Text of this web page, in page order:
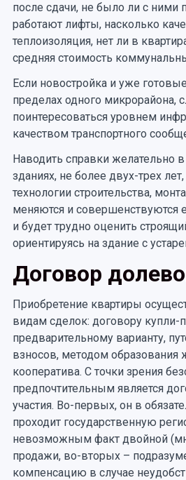
после сдачи, не было ли с ними
работают лифты, насколько
теплоизоляция, нет ли в
средняя стоимость
Если новостройка и уже
пределах одного микрорайона,
поинтересоваться уровнем
качеством транспортного
Наводить справки желательно
зданиях, не более двух-трех
технологии строительства,
меняются и совершенствуются
и будет трудно оценить
ориентируясь на здание с
Договор
Приобретение квартиры
видам сделок: договору купли-
предварительному варианту,
взносов, методом образования
кооператива. С точки зрения
предпочтительным является
участия. Во-первых, он в
проходит государственную
невозможным факт двойной
продажи, во-вторых –
компенсацию в случае